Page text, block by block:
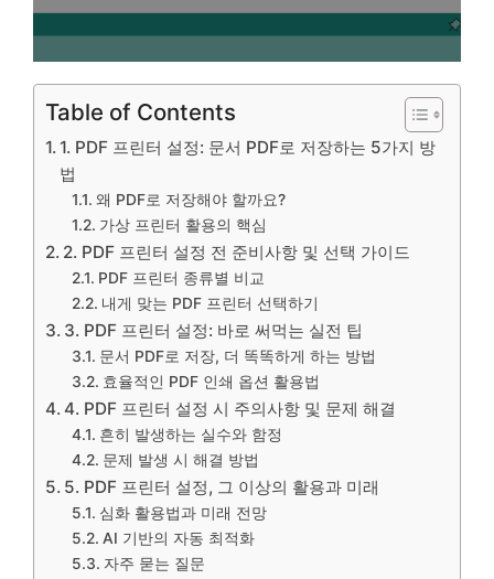
Table of Contents
1. PDF 프린터 설정: 문서 PDF로 저장하는 5가지 방
법
왜 PDF로 저장해야 할까요?
가상 프린터 활용의 핵심
2. PDF 프린터 설정 전 준비사항 및 선택 가이드
PDF 프린터 종류별 비교
내게 맞는 PDF 프린터 선택하기
3. PDF 프린터 설정: 바로 써먹는 실전 팁
문서 PDF로 저장, 더 똑똑하게 하는 방법
효율적인 PDF 인쇄 옵션 활용법
4. PDF 프린터 설정 시 주의사항 및 문제 해결
흔히 발생하는 실수와 함정
문제 발생 시 해결 방법
5. PDF 프린터 설정, 그 이상의 활용과 미래
심화 활용법과 미래 전망
AI 기반의 자동 최적화
자주 묻는 질문